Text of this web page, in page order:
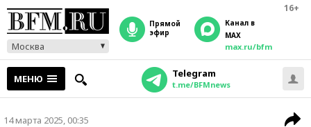
16+
Москва
прямой
эфир
Канал в
MAX
max.ru/bfm
МЕНЮ Telegram
t.me/BFMnews
14 марта 2025, 00:35